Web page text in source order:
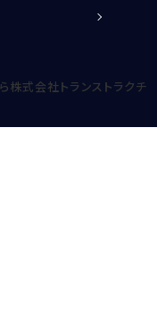
株式会社トランストラクチ